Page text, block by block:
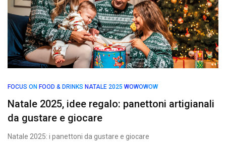
FOCUS ON FOOD & DRINKS NATALE 2025 WOWOWOW
Natale 2025, idee regalo: panettoni artigianali
da gustare e giocare
Natale 2025: i panettoni da gustare e giocare